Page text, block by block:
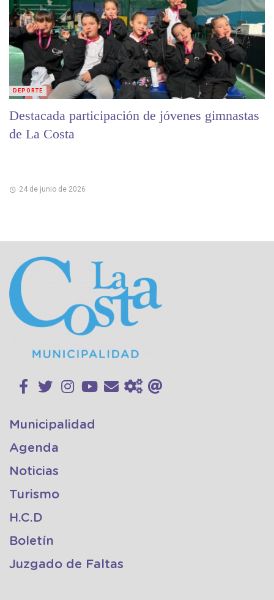
Destacada participación de jóvenes gimnastas
de La Costa
24 de junio de 2026
DEPORTE
Municipalidad
Agenda
Noticias
Turismo
H.C.D
Boletín
Juzgado de Faltas